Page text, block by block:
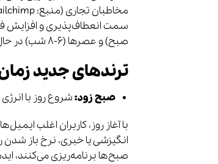
صبح) و عصرها (۶-۸ شب) در حال تبدیل شدن به زمان‌های طلایی هستند.
ترندهای جدید
صبح زود:شروع روز با انرژی
صبح‌ها برنامه‌ریزی می‌کنند،